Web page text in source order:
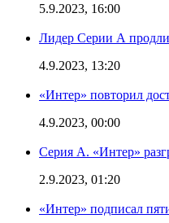
5.9.2023, 16:00
Лидер Серии А
4.9.2023, 13:20
«Интер» повторил
4.9.2023, 00:00
Серия А. «Интер»
2.9.2023, 01:20
«Интер» подписал